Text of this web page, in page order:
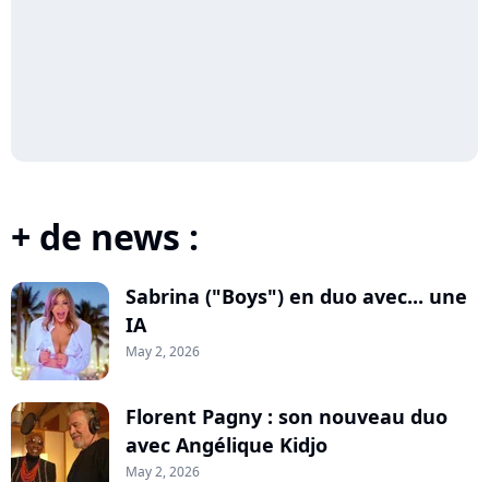
+ de news :
Sabrina ("Boys") en duo avec... une
IA
May 2, 2026
Florent Pagny : son nouveau duo
avec Angélique Kidjo
May 2, 2026